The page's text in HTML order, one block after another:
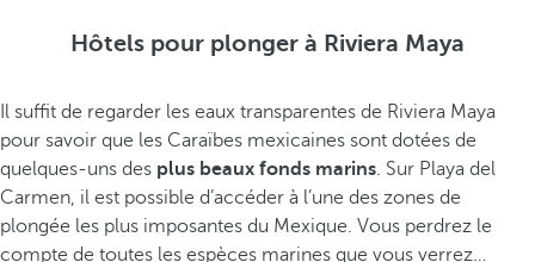
Hôtels pour plonger à Riviera Maya
Il suffit de regarder les eaux transparentes de Riviera Maya
pour savoir que les Caraïbes mexicaines sont dotées de
quelques-uns des plus beaux fonds marins. Sur Playa del
Carmen, il est possible d’accéder à l’une des zones de
plongée les plus imposantes du Mexique. Vous perdrez le
compte de toutes les espèces marines que vous verrez…